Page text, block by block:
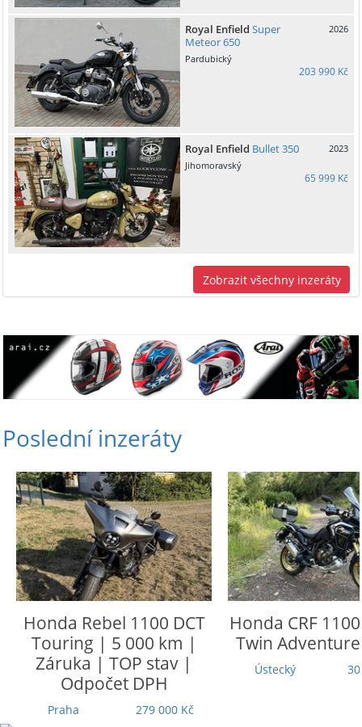
Royal Enfield Super
Meteor 650
2026
Pardubický
203 990 Kč
Royal Enfield Bullet 350
2023
Jihomoravský
65 999 Kč
Zobrazit všechny inzeráty
Poslední inzeráty
HondaRebel 1100 DCT
Touring | 5 000 km |
Záruka | TOP stav |
Odpočet DPH
Praha 279 000 Kč
HondaCRF 1100
Twin Adventure
Ústecký